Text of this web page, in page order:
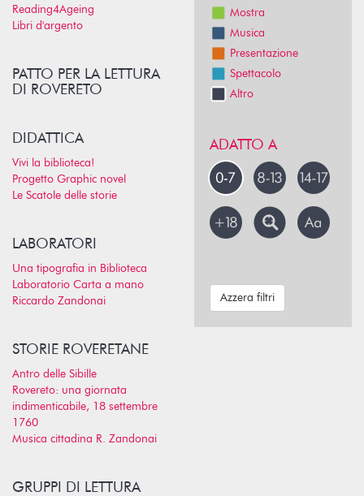
Reading4Ageing
Libri d'argento
PATTO PER LA LETTURA
DI ROVERETO
DIDATTICA
Vivi la biblioteca!
Progetto Graphic novel
Le Scatole delle storie
LABORATORI
Una tipografia in Biblioteca
Laboratorio Carta a mano
Riccardo Zandonai
STORIE ROVERETANE
Antro delle Sibille
Rovereto: una giornata
indimenticabile, 18 settembre
1760
Musica cittadina R. Zandonai
GRUPPI DI LETTURA
Mostra
Musica
Presentazione
Spettacolo
Altro
ADATTO A
Azzera filtri